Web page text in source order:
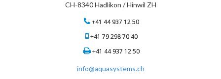
CH-8340 Hadlikon / Hinwil ZH
+41 44 937 12 50
+41 79 298 70 40
+41 44 937 12 50
info@aquasystems.ch